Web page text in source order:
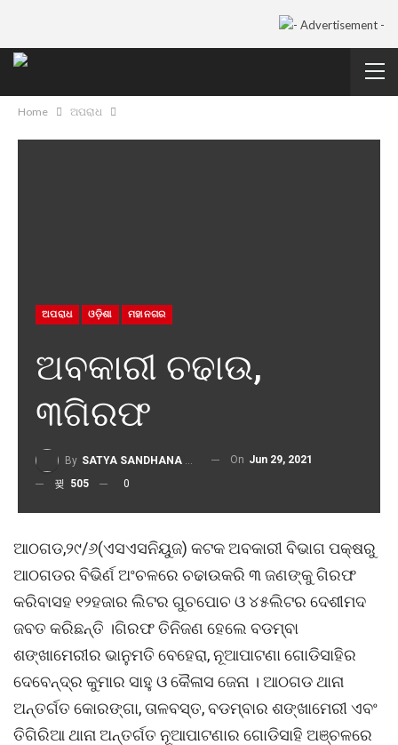
Home ଅପରାଧ
ଅପରାଧ ଓଡ଼ିଶା ମହାନଗର
ଅବକାରୀ ଚଢାଉ,
୩ଗିରଫ
By SATYA SANDHANA DESK On Jun 29, 2021
505
0
ଆଠଗଡ,୨୯/୬(ଏସଏସନିୟୁଜ) କଟକ ଅବକାରୀ ବିଭାଗ ପକ୍ଷରୁ
ଆଠଗଡର ବିଭିର୍ଣ ଅଂଚଳରେ ଚଢାଉକରି ୩ ଜଣଙ୍କୁ ଗିରଫ
କରିବାସହ ୧୨ହଜାର ଲିଟର ଗୁଚପୋଚ ଓ ୪୫ଲିଟର ଦେଶୀମଦ
ଜବତ କରିଛନ୍ତି ।ଗିରଫ ତିନିଜଣ ହେଲେ ବଡମ୍ବା
ଶଙ୍ଖାମେରୀର ଭାନୁମତି ବେହେରା, ନୂଆପାଟଣା ଗୋଡିସାହିର
ଦେବେନ୍ଦ୍ର କୁମାର ସାହୁ ଓ କୈଳାସ ଜେନା । ଆଠଗଡ ଥାନା
ଅନ୍ତର୍ଗତ କୋରଙ୍ଗା, ତାଳବସ୍ତ, ବଡମ୍ବାର ଶଙ୍ଖାମେରୀ ଏବଂ
ତିଗିରିଆ ଥାନା ଅନ୍ତର୍ଗତ ନୂଆପାଟଣାର ଗୋଡିସାହି ଅଞ୍ଚଳରେ